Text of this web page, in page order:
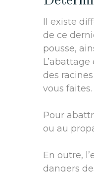
Il existe
de ce
pousse,
des
vous faites.
Pour
ou au
En outre,
dangers